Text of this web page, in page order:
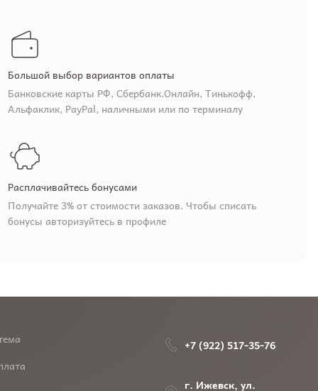
Большой выбор вариантов оплаты
Банковские карты РФ, Сбербанк.Онлайн, Тинькофф,
Альфаклик, PayPal, наличными или по терминалу
Расплачивайтесь бонусами
Получайте 3% от стоимости заказов. Чтобы списать
бонусы авторизуйтесь в профиле
+7 (922) 517-35-76
г. Ижевск, ул.